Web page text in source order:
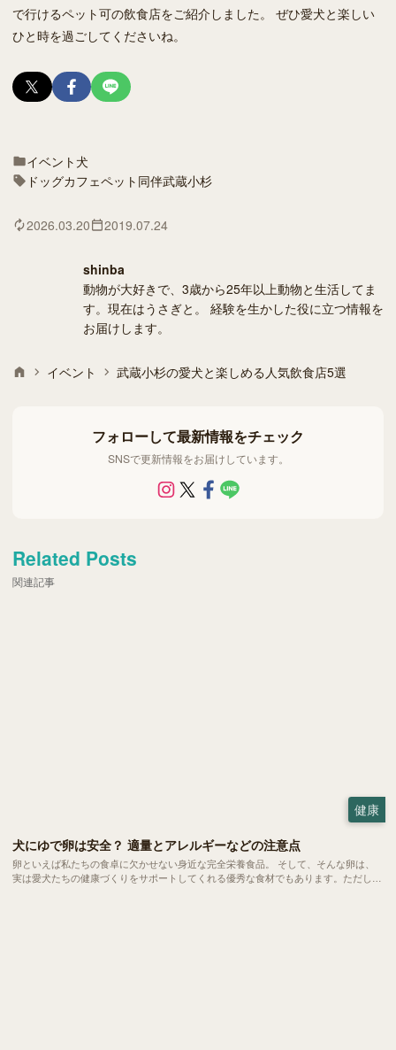
で行けるペット可の飲食店をご紹介しました。 ぜひ愛犬と楽しい
ひと時を過ごしてくださいね。
イベント犬
ドッグカフェペット同伴武蔵小杉
2026.03.20 2019.07.24
shinba
動物が大好きで、3歳から25年以上動物と生活してま
す。現在はうさぎと。 経験を生かした役に立つ情報を
お届けします。
イベント 武蔵小杉の愛犬と楽しめる人気飲食店5選
フォローして最新情報をチェック
SNSで更新情報をお届けしています。
Related Posts
関連記事
健康
犬にゆで卵は安全？ 適量とアレルギーなどの注意点
卵といえば私たちの食卓に欠かせない身近な完全栄養食品。 そして、そんな卵は、
実は愛犬たちの健康づくりをサポートしてくれる優秀な食材でもあります。ただし、